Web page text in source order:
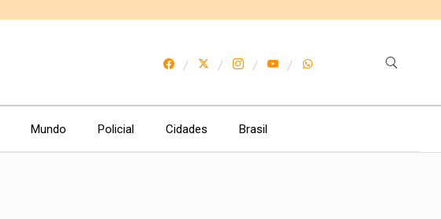
Mundo Policial Cidades Brasil